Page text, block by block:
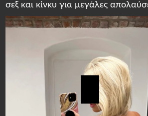
σεξ και κίνκυ για μεγάλες